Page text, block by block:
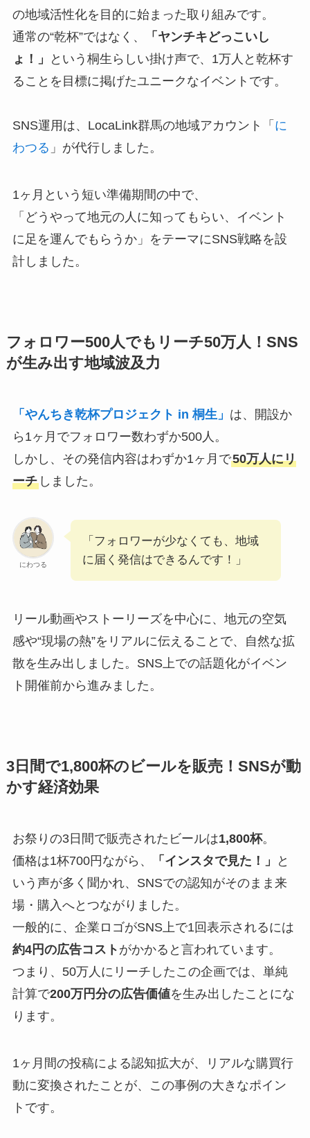
の地域活性化を目的に始まった取り組みです。
通常の“乾杯”ではなく、
「ヤンチキどっこいし
ょ！」
という桐生らしい掛け声で、1万人と乾杯す
ることを目標に掲げたユニークなイベントです。
SNS運用は、LocaLink群馬の地域アカウント「 に
わつる 」が代行しました。
1ヶ月という短い準備期間の中で、
「どうやって地元の人に知ってもらい、イベント
に足を運んでもらうか」をテーマにSNS戦略を設
計しました。
フォロワー500人でもリーチ50万人！SNS
が生み出す地域波及力
「やんちき乾杯プロジェクト in 桐生」 は、開設か
ら1ヶ月でフォロワー数わずか500人。
しかし、その発信内容はわずか1ヶ月で50万人にリ
ーチしました。
にわつる
「フォロワーが少なくても、地域
に届く発信はできるんです！」
リール動画やストーリーズを中心に、地元の空気
感や“現場の熱”をリアルに伝えることで、自然な拡
散を生み出しました。SNS上での話題化がイベン
ト開催前から進みました。
3日間で1,800杯のビールを販売！SNSが動
かす経済効果
お祭りの3日間で販売されたビールは1,800杯。
価格は1杯700円ながら、
「インスタで見た！」
と
いう声が多く聞かれ、SNSでの認知がそのまま来
場・購入へとつながりました。
一般的に、企業ロゴがSNS上で1回表示されるには
約4円の広告コスト がかかると言われています。
つまり、50万人にリーチしたこの企画では、単純
計算で200万円分の広告価値を生み出したことにな
ります。
1ヶ月間の投稿による認知拡大が、リアルな購買行
動に変換されたことが、この事例の大きなポイン
トです。